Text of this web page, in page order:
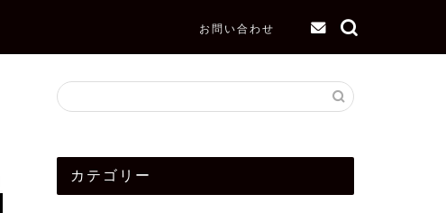
お問い合わせ
カテゴリー